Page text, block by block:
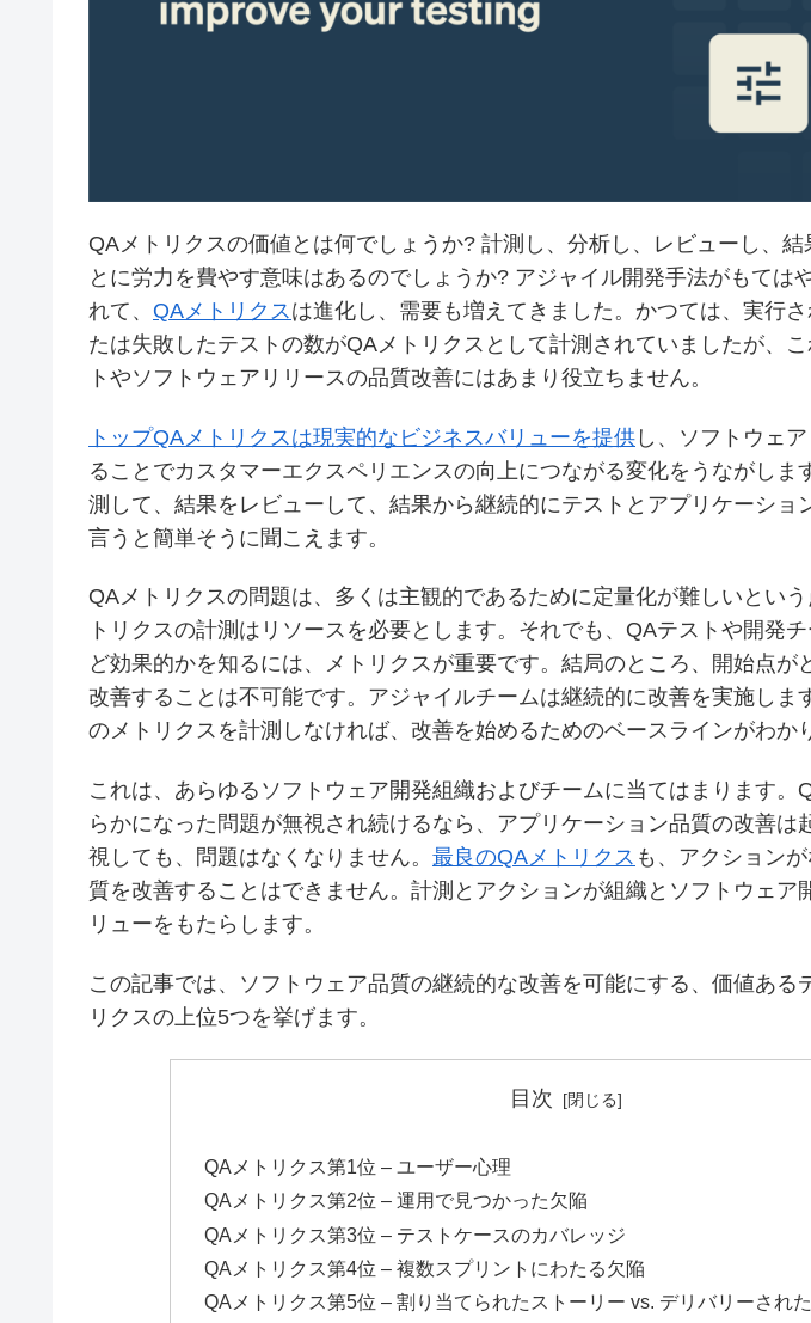
QAメトリクスの価値とは何でしょうか? 計測し、分析し、レビューし、結
とに労力を費やす意味はあるのでしょうか? アジャイル開発手法がもては
れて、 QAメトリクスは進化し、需要も増えてきました。かつては、実行
たは失敗したテストの数がQAメトリクスとして計測されていましたが、
トやソフトウェアリリースの品質改善にはあまり役立ちません。
トップQAメトリクスは現実的なビジネスバリューを提供 し、ソフトウェ
ることでカスタマーエクスペリエンスの向上につながる変化をうながしま
測して、結果をレビューして、結果から継続的にテストとアプリケーショ
言うと簡単そうに聞こえます。
QAメトリクスの問題は、多くは主観的であるために定量化が難しいとい
トリクスの計測はリソースを必要とします。それでも、QAテストや開発
ど効果的かを知るには、メトリクスが重要です。結局のところ、開始点が
改善することは不可能です。アジャイルチームは継続的に改善を実施しま
のメトリクスを計測しなければ、改善を始めるためのベースラインがわか
これは、あらゆるソフトウェア開発組織およびチームに当てはまります。
らかになった問題が無視され続けるなら、アプリケーション品質の改善は
視しても、問題はなくなりません。 最良のQAメトリクス も、アクション
質を改善することはできません。計測とアクションが組織とソフトウェア
リューをもたらします。
この記事では、ソフトウェア品質の継続的な改善を可能にする、価値ある
リクスの上位5つを挙げます。
目次
QAメトリクス第1位 – ユーザー心理
QAメトリクス第2位 – 運用で見つかった欠陥
QAメトリクス第3位 – テストケースのカバレッジ
QAメトリクス第4位 – 複数スプリントにわたる欠陥
QAメトリクス第5位 – 割り当てられたストーリー vs. デリバリーされ